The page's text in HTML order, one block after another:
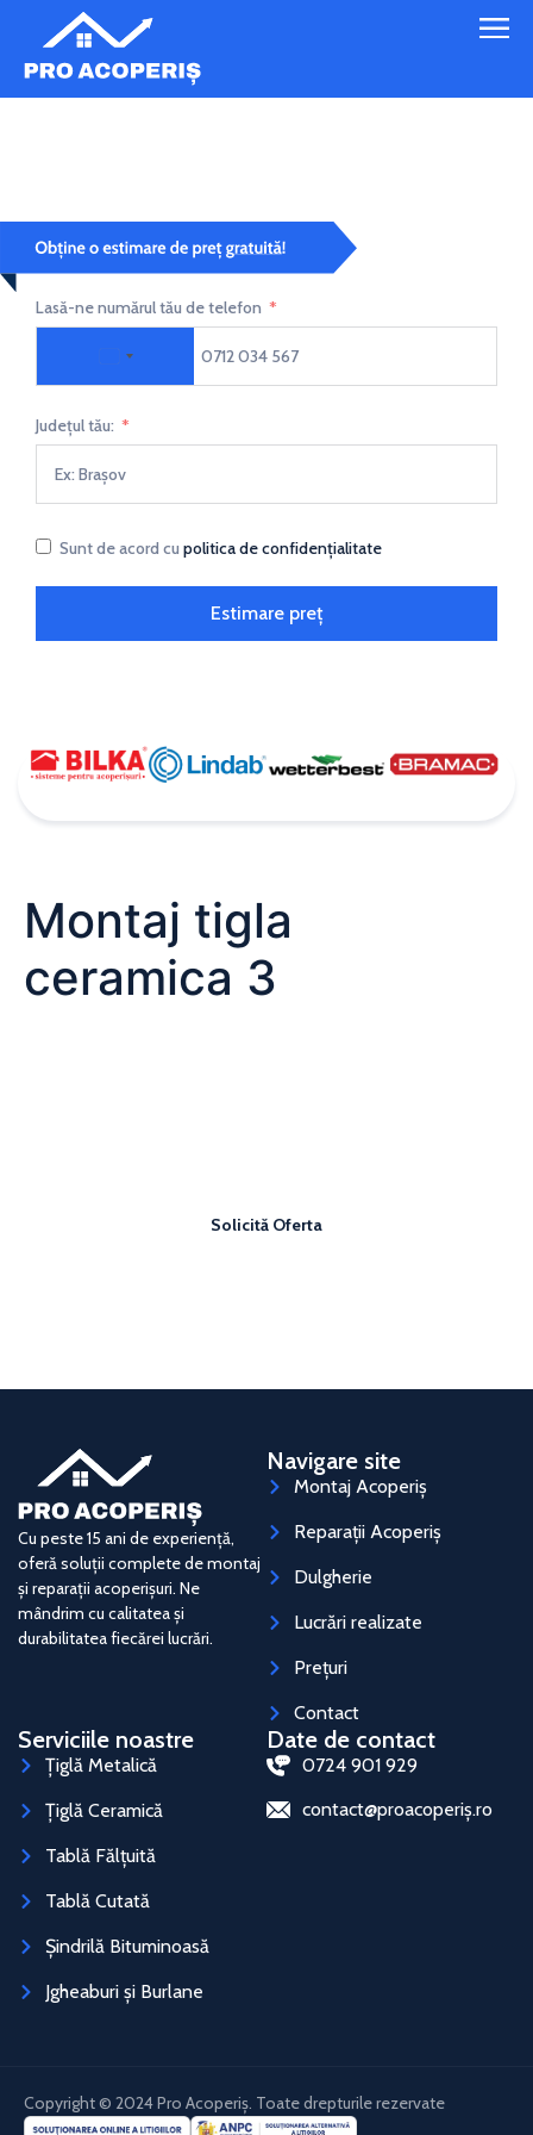
Lasă-ne numărul tău de telefon
Romania +40
Județul tău:
Sunt de acord cu politica de confidențialitate
Estimare preț
Montaj tigla
ceramica 3
Solicită Oferta
Cu peste 15 ani de experiență,
oferă soluții complete de montaj
și reparații acoperișuri. Ne
mândrim cu calitatea și
durabilitatea fiecărei lucrări.
Navigare site
Montaj Acoperiș
Reparații Acoperiș
Dulgherie
Lucrări realizate
Prețuri
Contact
Serviciile noastre
Țiglă Metalică
Țiglă Ceramică
Tablă Fălțuită
Tablă Cutată
Șindrilă Bituminoasă
Jgheaburi și Burlane
Date de contact
0724 901 929
contact@proacoperiș.ro
Copyright © 2024 Pro Acoperiș. Toate drepturile rezervate